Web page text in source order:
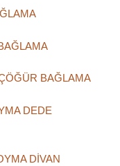
BAĞLAMA
DEDE
DİVAN